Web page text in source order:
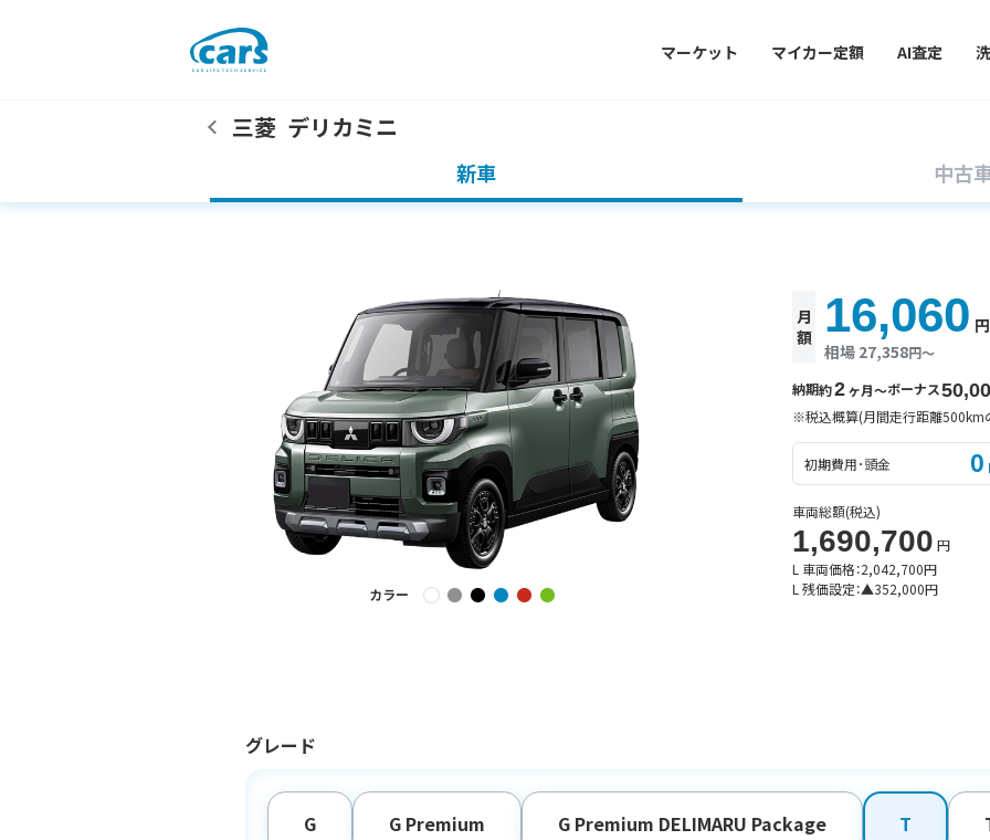
マーケット マイカー定額 AI査定
三菱 デリカミニ
新車 中古
カラー
月
額
相場 27,358円〜
16,060 円
納期約2ヶ月〜ボーナス
※税込概算(月間走行距離500km
初期費用･頭金 0
車両総額(税込)
1,690,700 円
L 車両価格：2,042,700円
L 残価設定：▲352,000円
グレード
G G Premium G Premium DELIMARU Package T